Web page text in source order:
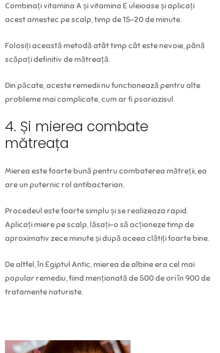
Combinați vitamina A și vitamina E uleioase și aplicați
acest amestec pe scalp, timp de 15-20 de minute.
Folosiți această metodă atât timp cât este nevoie, până
scăpați definitiv de mătreață.
Din păcate, aceste remedii nu functionează pentru alte
probleme mai complicate, cum ar fi psoriazisul.
4. Și mierea combate
mătreața
Mierea este foarte bună pentru combaterea mătreții, ea
are un puternic rol antibacterian.
Procedeul este foarte simplu și se realizeaza rapid.
Aplicați miere pe scalp, lăsați-o să acționeze timp de
aproximativ zece minute și după aceea clătiți foarte bine.
De altfel, în Egiptul Antic, mierea de albine era cel mai
popular remediu, fiind menționată de 500 de ori în 900 de
tratamente naturiste.